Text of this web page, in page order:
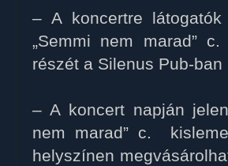
– A koncertre
„Semmi nem marad”
részét a Silenus Pub-ban
– A koncert napján
nem marad” c.
helyszínen